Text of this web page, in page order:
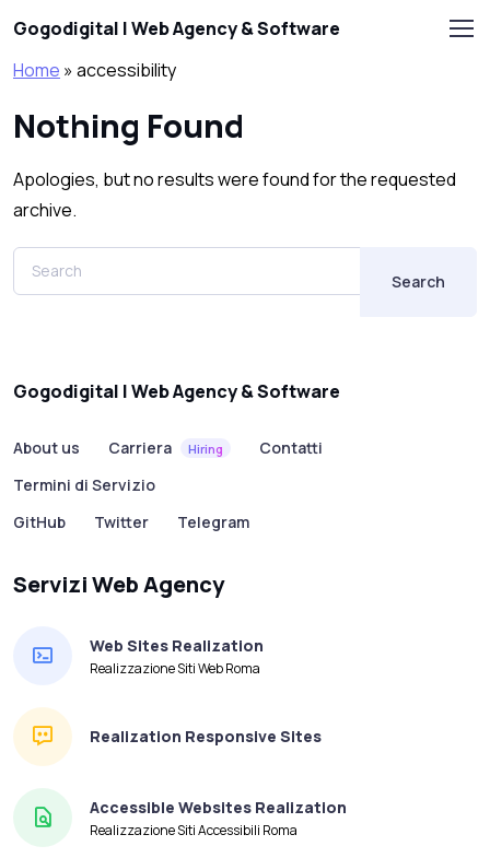
Gogodigital | Web Agency & Software
Home »accessibility
Nothing Found
Apologies, but no results were found for the requested
archive.
Search
Gogodigital | Web Agency & Software
About us Carriera Hiring
Contatti
Termini di Servizio
GitHub
Twitter Telegram
Servizi Web Agency
Web Sites Realization
Realizzazione Siti Web Roma
Realization Responsive Sites
Accessible Websites Realization
Realizzazione Siti Accessibili Roma